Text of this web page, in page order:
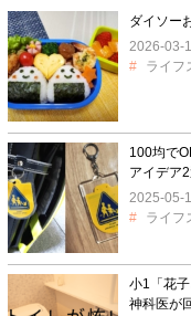
ダイソー
2026-03-
ライフ
100均で
アイデア
2025-05-
ライフ
小1「花
神科医が